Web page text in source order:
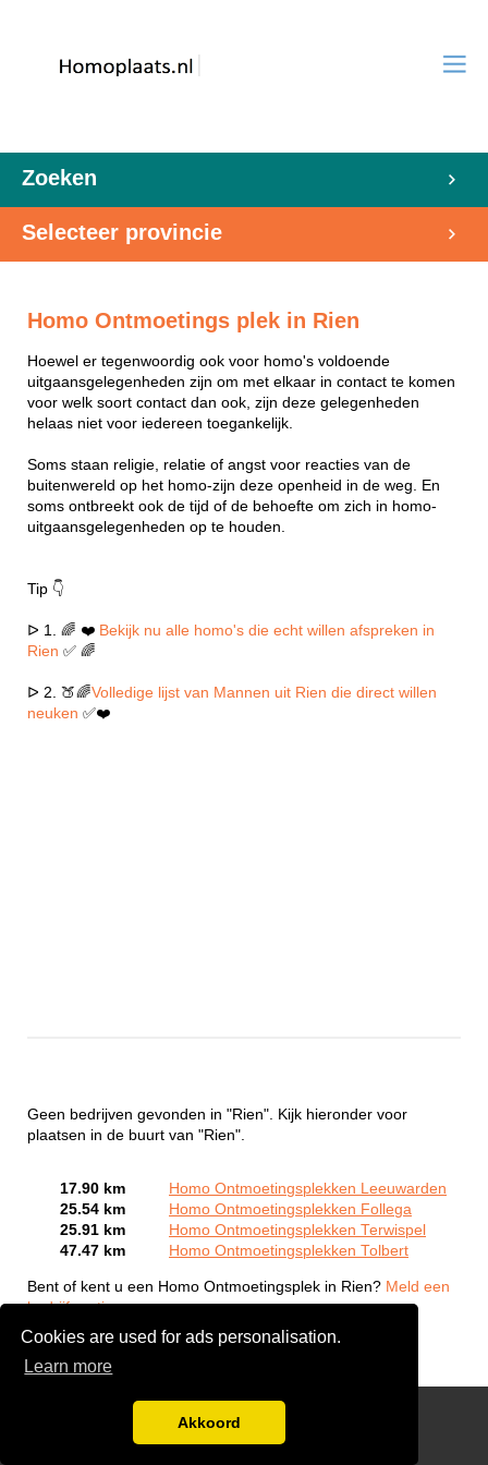
Cookies are used for ads personalisation.
Learn more
Akkoord
Zoeken
Selecteer provincie
Homo Ontmoetings plek in Rien
Hoewel er tegenwoordig ook voor homo's voldoende
uitgaansgelegenheden zijn om met elkaar in contact te komen
voor welk soort contact dan ook, zijn deze gelegenheden
helaas niet voor iedereen toegankelijk.
Soms staan religie, relatie of angst voor reacties van de
buitenwereld op het homo-zijn deze openheid in de weg. En
soms ontbreekt ook de tijd of de behoefte om zich in homo-
uitgaansgelegenheden op te houden.
Tip 👇
ᐅ 1. 🌈 ❤️ Bekijk nu alle homo's die echt willen afspreken in
Rien ✅ 🌈
ᐅ 2. 🍑🌈Volledige lijst van Mannen uit Rien die direct willen
neuken ✅❤️
Geen bedrijven gevonden in "Rien". Kijk hieronder voor
plaatsen in de buurt van "Rien".
17.90 km
Homo Ontmoetingsplekken Leeuwarden
25.54 km
Homo Ontmoetingsplekken Follega
25.91 km
Homo Ontmoetingsplekken Terwispel
47.47 km
Homo Ontmoetingsplekken Tolbert
Bent of kent u een Homo Ontmoetingsplek in Rien? Meld een
bedrijf gratis aan